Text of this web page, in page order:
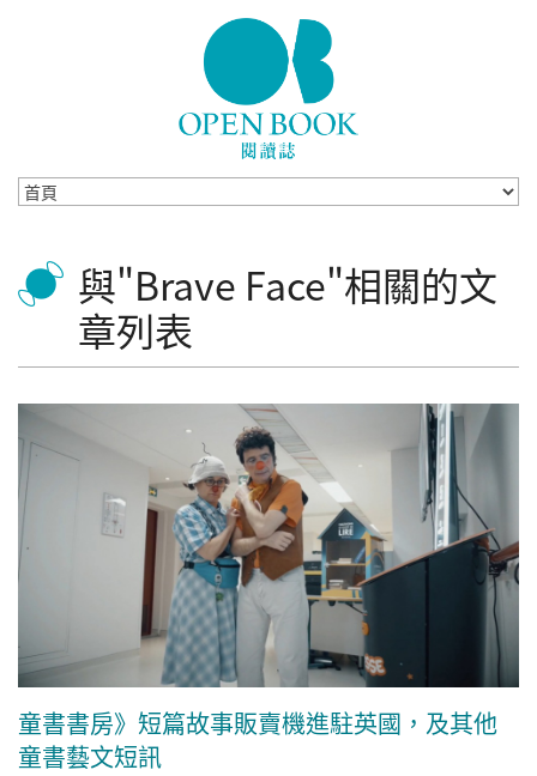
與"Brave Face"相關的文
章列表
童書書房》短篇故事販賣機進駐英國，及其他
童書藝文短訊